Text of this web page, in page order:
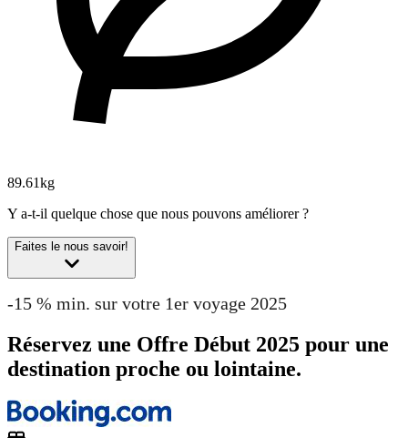
89.61kg
Y a-t-il quelque chose que nous pouvons améliorer ?
Faites le nous savoir!
-15 % min. sur votre 1er voyage 2025
Réservez une Offre Début 2025 pour une
destination proche ou lointaine.